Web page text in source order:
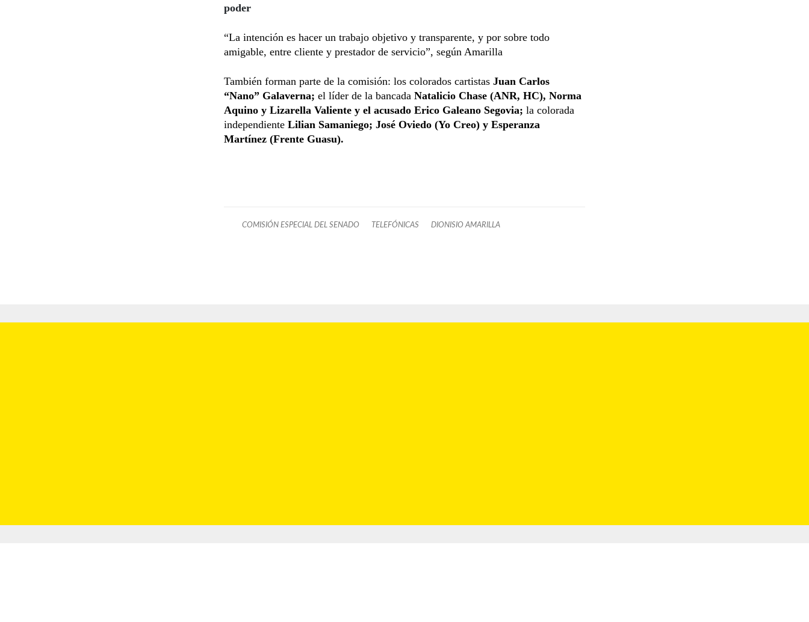
poder
“La intención es hacer un trabajo objetivo y transparente, y por sobre todo
amigable, entre cliente y prestador de servicio”, según Amarilla
También forman parte de la comisión: los colorados cartistas Juan Carlos
“Nano” Galaverna; el líder de la bancada Natalicio Chase (ANR, HC), Norma
Aquino y Lizarella Valiente y el acusado Erico Galeano Segovia; la colorada
independiente Lilian Samaniego; José Oviedo (Yo Creo) y Esperanza
Martínez (Frente Guasu).
COMISIÓN ESPECIAL DEL SENADO TELEFÓNICAS DIONISIO AMARILLA